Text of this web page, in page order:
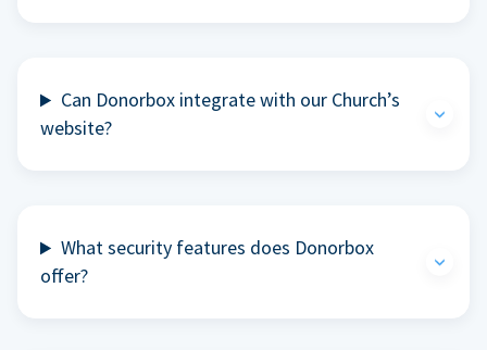
Can Donorbox integrate with our Church’s
website?
What security features does Donorbox
offer?